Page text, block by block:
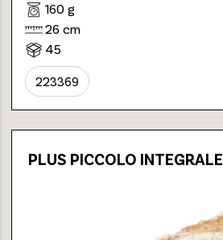
160 g
26 cm
45
223369
PLUS PICCOLO INTEGRALE